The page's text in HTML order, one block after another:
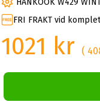
HANKOOK W429
FRI FRAKT vid
1021 kr (